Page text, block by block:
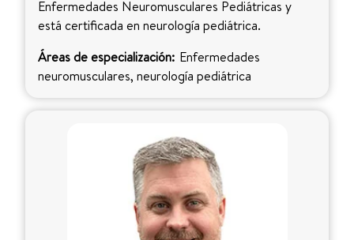
Enfermedades Neuromusculares Pediátricas y
está certificada en neurología pediátrica.
Áreas de especialización: Enfermedades
neuromusculares, neurología pediátrica